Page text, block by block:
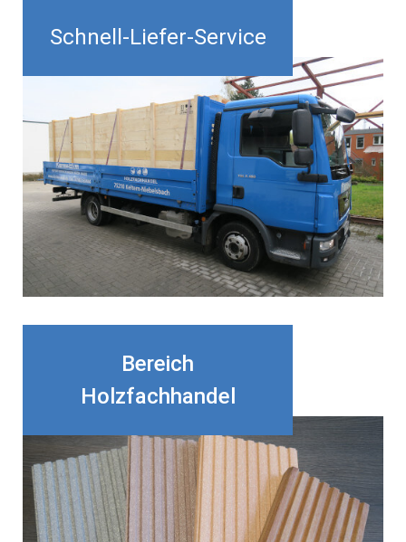
Schnell-Liefer-Service
Bereich
Holzfachhandel